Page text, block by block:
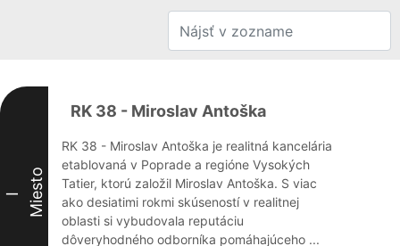
I Miesto
RK 38 - Miroslav Antoška
RK 38 - Miroslav Antoška je realitná kancelária
etablovaná v Poprade a regióne Vysokých
Tatier, ktorú založil Miroslav Antoška. S viac
ako desiatimi rokmi skúseností v realitnej
oblasti si vybudovala reputáciu
dôveryhodného odborníka pomáhajúceho ...